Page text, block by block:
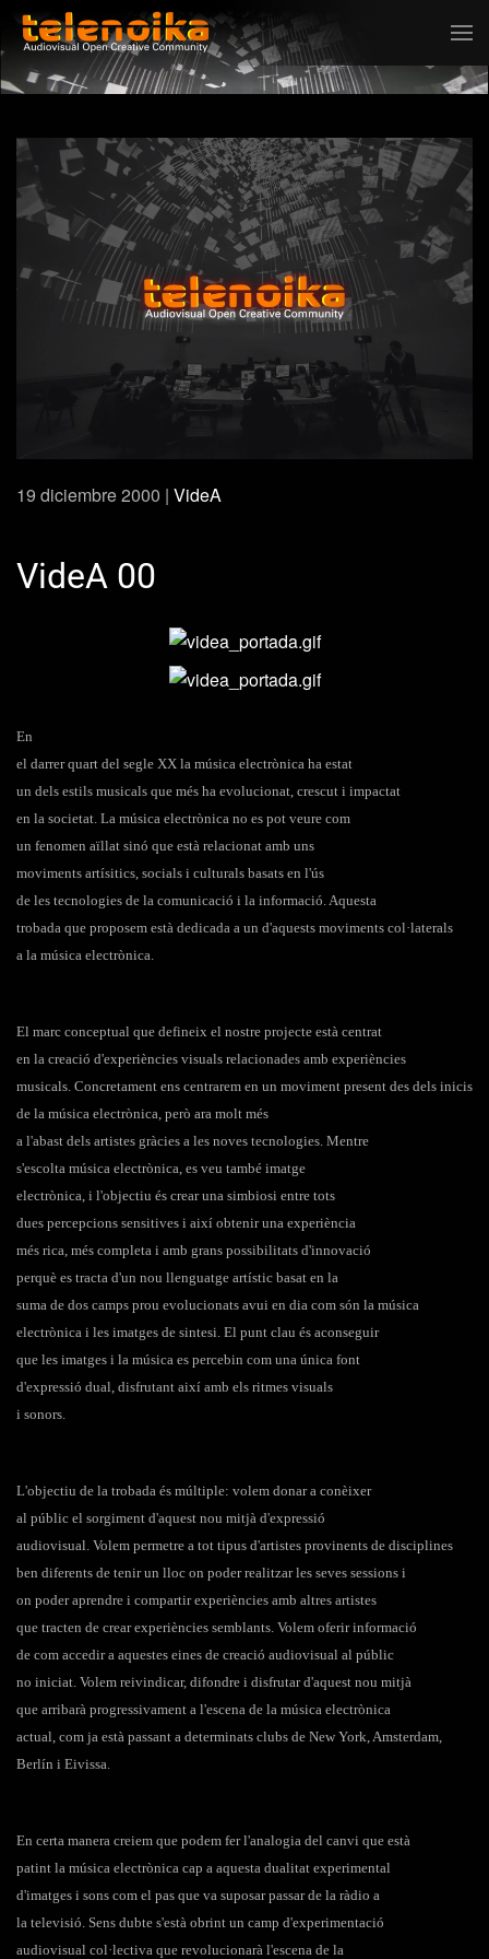
Ir al contenido principal
19 diciembre 2000 | VideA
VideA 00
En
el darrer quart del segle XX la música electrònica ha estat
un dels estils musicals que més ha evolucionat, crescut i impactat
en la societat. La música electrònica no es pot veure com
un fenomen aïllat sinó que està relacionat amb uns
moviments artísitics, socials i culturals basats en l'ús
de les tecnologies de la comunicació i la informació. Aquesta
trobada que proposem està dedicada a un d'aquests moviments col·laterals
a la música electrònica.
El marc conceptual que defineix el nostre projecte està centrat
en la creació d'experiències visuals relacionades amb experiències
musicals. Concretament ens centrarem en un moviment present des dels inicis
de la música electrònica, però ara molt més
a l'abast dels artistes gràcies a les noves tecnologies. Mentre
s'escolta música electrònica, es veu també imatge
electrònica, i l'objectiu és crear una simbiosi entre tots
dues percepcions sensitives i així obtenir una experiència
més rica, més completa i amb grans possibilitats d'innovació
perquè es tracta d'un nou llenguatge artístic basat en la
suma de dos camps prou evolucionats avui en dia com són la música
electrònica i les imatges de sintesi. El punt clau és aconseguir
que les imatges i la música es percebin com una única font
d'expressió dual, disfrutant així amb els ritmes visuals
i sonors.
L'objectiu de la trobada és múltiple: volem donar a conèixer
al públic el sorgiment d'aquest nou mitjà d'expressió
audiovisual. Volem permetre a tot tipus d'artistes provinents de disciplines
ben diferents de tenir un lloc on poder realitzar les seves sessions i
on poder aprendre i compartir experiències amb altres artistes
que tracten de crear experiències semblants. Volem oferir informació
de com accedir a aquestes eines de creació audiovisual al públic
no iniciat. Volem reivindicar, difondre i disfrutar d'aquest nou mitjà
que arribarà progressivament a l'escena de la música electrònica
actual, com ja està passant a determinats clubs de New York, Amsterdam,
Berlín i Eivissa.
En certa manera creiem que podem fer l'analogia del canvi que està
patint la música electrònica cap a aquesta dualitat experimental
d'imatges i sons com el pas que va suposar passar de la ràdio a
la televisió. Sens dubte s'està obrint un camp d'experimentació
audiovisual col·lectiva que revolucionarà l'escena de la